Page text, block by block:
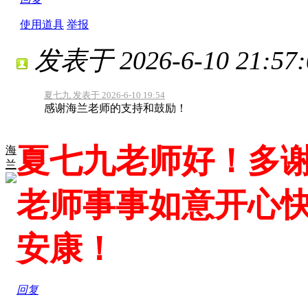
使用道具 举报
海
兰
发表于 2026-6-10
夏七九 发表于 2026-6-10 19:54
感谢海兰老师的支持和鼓励！
夏七九老师好！多
老师事事如意开心
安康！
回复